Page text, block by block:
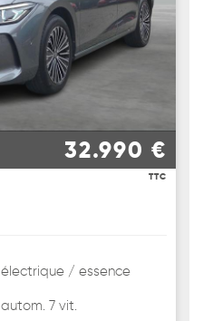
32.990 €
TTC
électrique / essence
autom. 7 vit.